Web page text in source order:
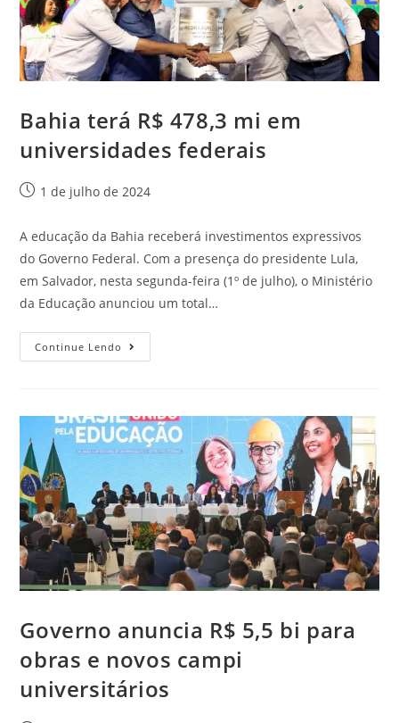
Bahia terá R$ 478,3 mi em
universidades federais
1 de julho de 2024
A educação da Bahia receberá investimentos expressivos
do Governo Federal. Com a presença do presidente Lula,
em Salvador, nesta segunda-feira (1º de julho), o Ministério
da Educação anunciou um total…
Continue Lendo
Governo anuncia R$ 5,5 bi para
obras e novos campi
universitários